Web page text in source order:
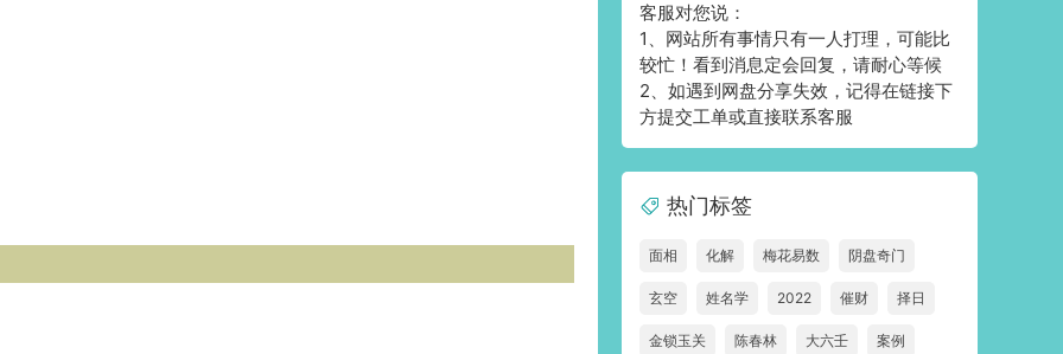
客服对您说：
1、网站所有事情只有一人打理，可能比
较忙！看到消息定会回复，请耐心等候
2、如遇到网盘分享失效，记得在链接下
方提交工单或直接联系客服
热门标签
面相 化解 梅花易数 阴盘奇门
玄空 姓名学 2022 催财 择日
金锁玉关 陈春林 大六壬 案例